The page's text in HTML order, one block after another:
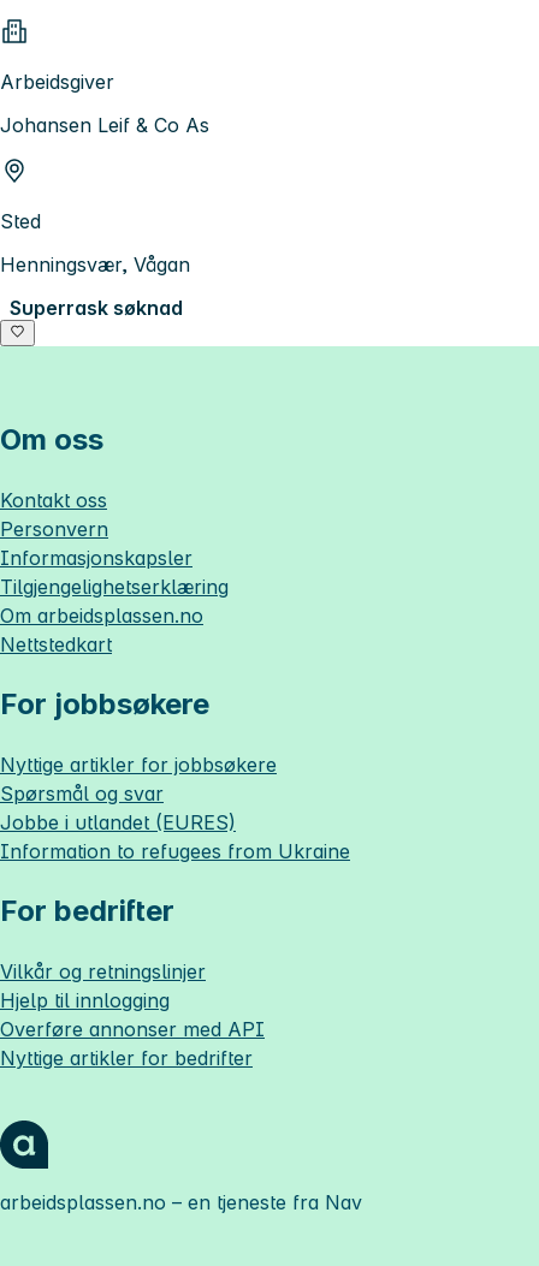
Arbeidsgiver
Johansen Leif & Co As
Sted
Henningsvær, Vågan
Superrask søknad
Om oss
Kontakt oss
Personvern
Informasjonskapsler
Tilgjengelighetserklæring
Om arbeidsplassen.no
Nettstedkart
For jobbsøkere
Nyttige artikler for jobbsøkere
Spørsmål og svar
Jobbe i utlandet (EURES)
Information to refugees from Ukraine
For bedrifter
Vilkår og retningslinjer
Hjelp til innlogging
Overføre annonser med API
Nyttige artikler for bedrifter
arbeidsplassen.no – en tjeneste fra Nav